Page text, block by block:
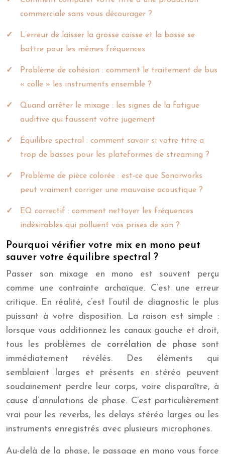
commerciale sans vous décourager ?
L’erreur de laisser la grosse caisse et la basse se
battre pour les mêmes fréquences
Problème de cohésion : comment le traitement de bus
« colle » les instruments ensemble ?
Quand arrêter le mixage : les signes de la fatigue
auditive qui faussent votre jugement
Équilibre spectral : comment savoir si votre titre a
trop de basses pour les plateformes de streaming ?
Problème de pièce colorée : est-ce que Sonarworks
peut vraiment corriger une mauvaise acoustique ?
EQ correctif : comment nettoyer les fréquences
indésirables qui polluent vos prises de son ?
Pourquoi vérifier votre mix en mono peut
sauver votre équilibre spectral ?
Passer son mixage en mono est souvent perçu
comme une contrainte archaïque. C’est une erreur
critique. En réalité, c’est l’outil de diagnostic le plus
puissant à votre disposition. La raison est simple :
lorsque vous additionnez les canaux gauche et droit,
tous les problèmes de corrélation de phase sont
immédiatement révélés. Des éléments qui
semblaient larges et présents en stéréo peuvent
soudainement perdre leur corps, voire disparaître, à
cause d’annulations de phase. C’est particulièrement
vrai pour les reverbs, les delays stéréo larges ou les
instruments enregistrés avec plusieurs microphones.
Au-delà de la phase, le passage en mono vous force